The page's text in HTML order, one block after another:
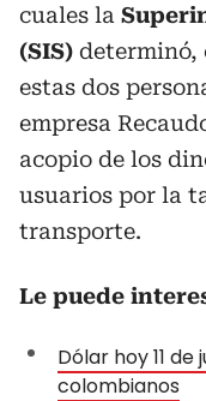
cuales la
(SIS) determinó,
estas dos
empresa
acopio de los
usuarios por la
transporte.
Le puede
Dólar hoy 11 de
colombianos